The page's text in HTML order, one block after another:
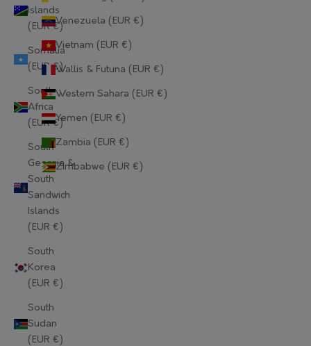
Islands
(EUR €)
Somalia
(EUR €)
South
Africa
(EUR €)
South
Georgia &
South
Sandwich
Islands
(EUR €)
South
Korea
(EUR €)
South
Sudan
(EUR €)
Venezuela (EUR €)
Vietnam (EUR €)
Wallis & Futuna (EUR €)
Western Sahara (EUR €)
Yemen (EUR €)
Zambia (EUR €)
Zimbabwe (EUR €)
Lithuania (EUR €)
Luxembourg (EUR €)
Macao SAR (EUR €)
Madagascar (EUR €)
Malawi (EUR €)
Malaysia (EUR €)
Maldives (EUR €)
Mali (EUR €)
Martinique (EUR €)
Mauritius (EUR €)